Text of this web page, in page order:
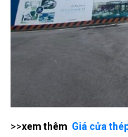
>>xem thêm Giá cửa